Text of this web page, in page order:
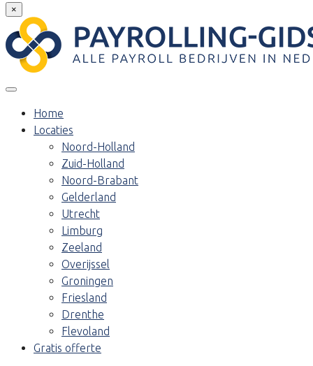
×
Home
Locaties
Noord-Holland
Zuid-Holland
Noord-Brabant
Gelderland
Utrecht
Limburg
Zeeland
Overijssel
Groningen
Friesland
Drenthe
Flevoland
Gratis offerte